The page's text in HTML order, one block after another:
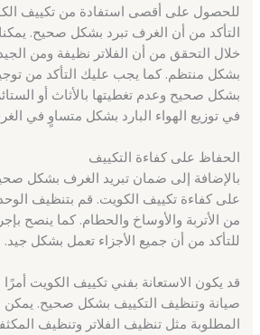
للحصول على أقصى استفادة من تكييف
التأكد من أن الغرف تبرد بشكل صحيح.
خلال التحقق من أن الفلاتر نظيفة ومن
بشكل منتظم. كما يجب عليك التأكد من
بشكل صحيح وعدم تغطيتها بالأثاث أو
في توزيع الهواء البارد بشكل متساوٍ في
الحفاظ على كفاءة التكييف
بالإضافة إلى ضمان تبريد الغرف بشكل
على كفاءة تكييف الكويت. قم بتنظيف
من الأتربة والأوساخ والحطام. كما ينصح
للتأكد من أن جميع الأجزاء تعمل بشكل جيد.
قد يكون الاستعانة بفني تكييف الكويت
صيانة وتنظيف التكييف بشكل صحيح. يمكن
المطلوبة مثل تنظيف الفلاتر وتنظيف